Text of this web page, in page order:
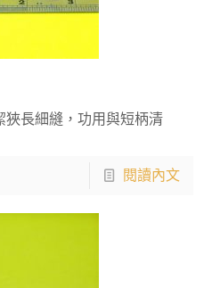
長細縫，功用與短柄清
閱讀內文